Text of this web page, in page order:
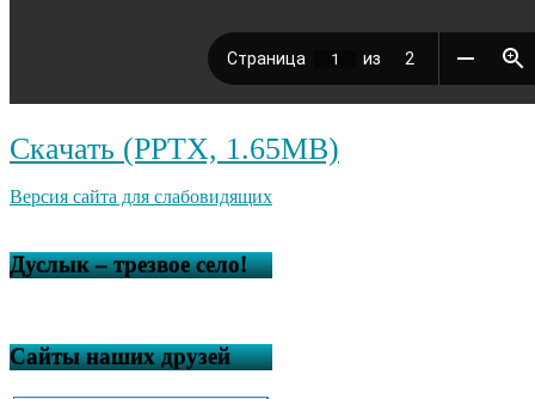
Скачать (PPTX, 1.65MB)
Версия сайта для слабовидящих
Дуслык – трезвое село!
Сайты наших друзей